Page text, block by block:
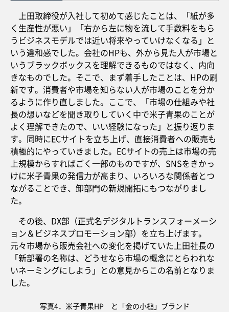
上田取締役が入社して初めて感じたことは、「紙が多
く生産性が悪い」「右から左に物を流して手数料をもら
うビジネスモデルでは近い将来やっていけなくなる」と
いう違和感でした。会社のHPも、外から見た人が市場と
いうブラックボックスを理解できるものではなく、内向
きなものでした。そこで、まず着手したことは、HPの刷
新です。消費者や市場を知らない人が市場のことを分か
るように作り直しました。ここで、「市場の仕組みや社
長の想いなどを聞き取りしていく中で米子青果のことが
よく理解できたので、いい経験になった」と振り返りま
す。同時にECサイトを立ち上げ、直接消費者への販売も
積極的にやっていきました。ECサイトの売上は市場の売
上規模からすればごく一部のものですが、SNSをきかっ
けに米子青果の発信力が高まり、いろいろな関係者とつ
ながることでき、卸部門の新規開拓にもつながりまし
た。
その後、DX部（正式名デジタルトランスフォーメーシ
ョン＆ビジネスプロモーション部）を立ち上げます。
元々市場から販売会社への変化を掲げていた上田社長の
「新部署の名称は、どうせなら市場の概念にとらわれな
いネーミングにしよう」との意見からこの名前となりま
した。
写真4．米子青果HP と「金の小槌」ブランド